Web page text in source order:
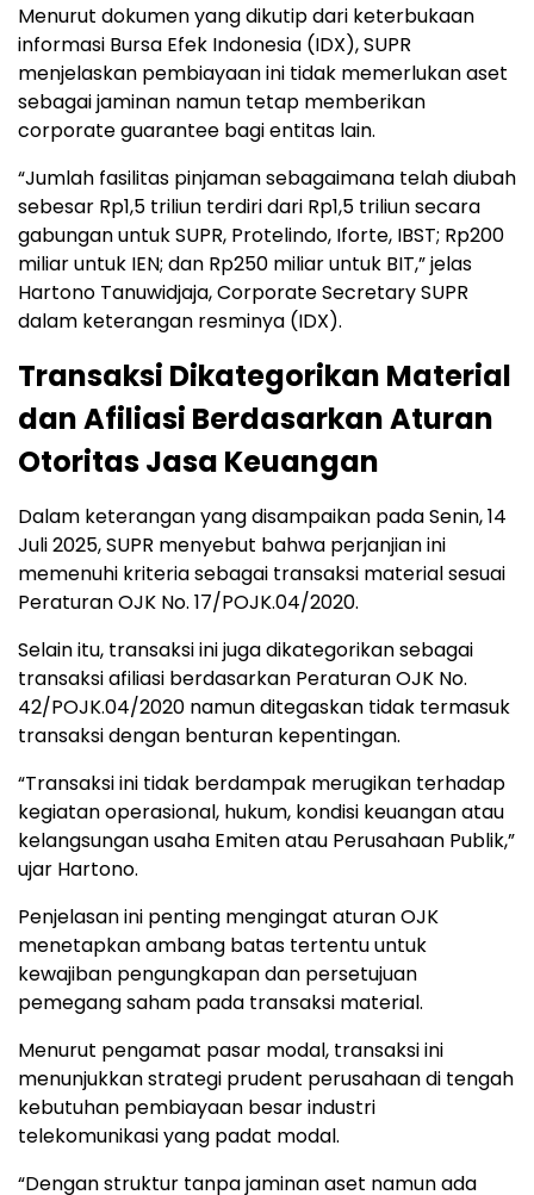
Menurut dokumen yang dikutip dari keterbukaan
informasi Bursa Efek Indonesia (IDX), SUPR
menjelaskan pembiayaan ini tidak memerlukan aset
sebagai jaminan namun tetap memberikan
corporate guarantee bagi entitas lain.
“Jumlah fasilitas pinjaman sebagaimana telah diubah
sebesar Rp1,5 triliun terdiri dari Rp1,5 triliun secara
gabungan untuk SUPR, Protelindo, Iforte, IBST; Rp200
miliar untuk IEN; dan Rp250 miliar untuk BIT,” jelas
Hartono Tanuwidjaja, Corporate Secretary SUPR
dalam keterangan resminya (IDX).
Transaksi Dikategorikan Material
dan Afiliasi Berdasarkan Aturan
Otoritas Jasa Keuangan
Dalam keterangan yang disampaikan pada Senin, 14
Juli 2025, SUPR menyebut bahwa perjanjian ini
memenuhi kriteria sebagai transaksi material sesuai
Peraturan OJK No. 17/POJK.04/2020.
Selain itu, transaksi ini juga dikategorikan sebagai
transaksi afiliasi berdasarkan Peraturan OJK No.
42/POJK.04/2020 namun ditegaskan tidak termasuk
transaksi dengan benturan kepentingan.
“Transaksi ini tidak berdampak merugikan terhadap
kegiatan operasional, hukum, kondisi keuangan atau
kelangsungan usaha Emiten atau Perusahaan Publik,”
ujar Hartono.
Penjelasan ini penting mengingat aturan OJK
menetapkan ambang batas tertentu untuk
kewajiban pengungkapan dan persetujuan
pemegang saham pada transaksi material.
Menurut pengamat pasar modal, transaksi ini
menunjukkan strategi prudent perusahaan di tengah
kebutuhan pembiayaan besar industri
telekomunikasi yang padat modal.
“Dengan struktur tanpa jaminan aset namun ada